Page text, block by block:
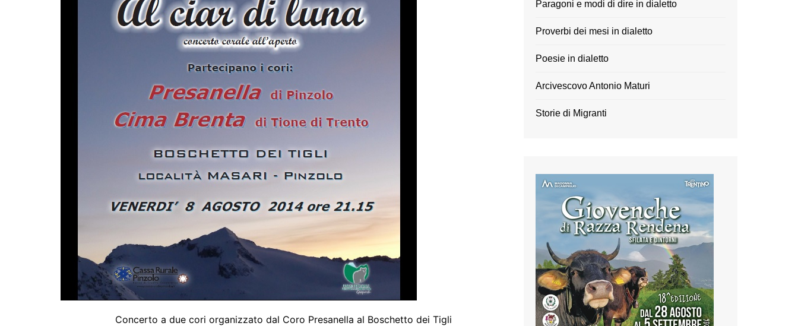
Concerto a due cori organizzato dal Coro Presanella al Boschetto dei Tigli
Paragoni e modi di dire in dialetto
Proverbi dei mesi in dialetto
Poesie in dialetto
Arcivescovo Antonio Maturi
Storie di Migranti